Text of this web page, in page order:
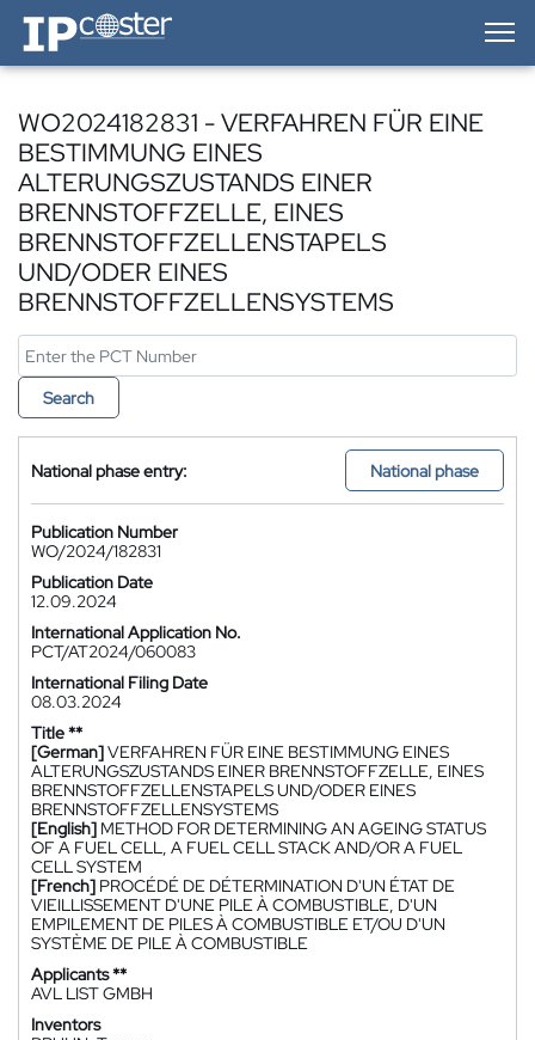
IP-Coster — Home
WO2024182831 - VERFAHREN FÜR EINE
BESTIMMUNG EINES
ALTERUNGSZUSTANDS EINER
BRENNSTOFFZELLE, EINES
BRENNSTOFFZELLENSTAPELS
UND/ODER EINES
BRENNSTOFFZELLENSYSTEMS
Search
National phase entry: National phase
Publication Number
WO/2024/182831
Publication Date
12.09.2024
International Application No.
PCT/AT2024/060083
International Filing Date
08.03.2024
Title **
[German]VERFAHREN FÜR EINE BESTIMMUNG EINES
ALTERUNGSZUSTANDS EINER BRENNSTOFFZELLE, EINES
BRENNSTOFFZELLENSTAPELS UND/ODER EINES
BRENNSTOFFZELLENSYSTEMS
[English] METHOD FOR DETERMINING AN AGEING STATUS
OF A FUEL CELL, A FUEL CELL STACK AND/OR A FUEL
CELL SYSTEM
[French] PROCÉDÉ DE DÉTERMINATION D'UN ÉTAT DE
VIEILLISSEMENT D'UNE PILE À COMBUSTIBLE, D'UN
EMPILEMENT DE PILES À COMBUSTIBLE ET/OU D'UN
SYSTÈME DE PILE À COMBUSTIBLE
Applicants **
AVL LIST GMBH
Inventors